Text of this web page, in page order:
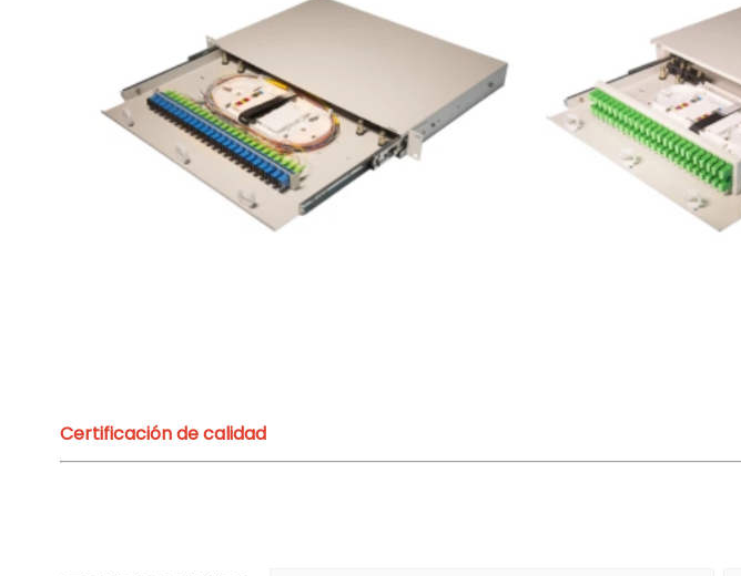
Certificación de calidad